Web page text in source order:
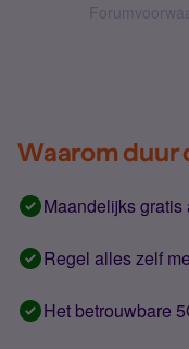
Waarom duur
Maandelijks
Regel alles zelf
Het betrouwbare